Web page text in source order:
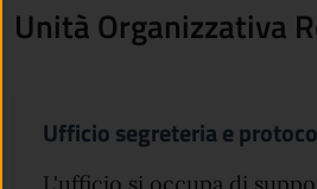
Unità Organizzativa
Ufficio segreteria e